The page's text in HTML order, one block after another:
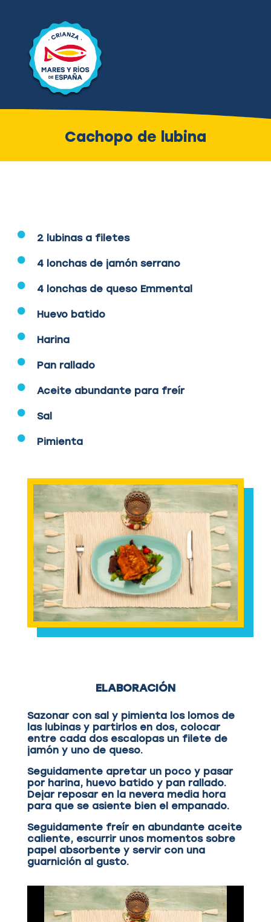
Cachopo de lubina
2 lubinas a filetes
4 lonchas de jamón serrano
4 lonchas de queso Emmental
Huevo batido
Harina
Pan rallado
Aceite abundante para freír
Sal
Pimienta
ELABORACIÓN
Sazonar con sal y pimienta los lomos de
las lubinas y partirlos en dos, colocar
entre cada dos escalopas un filete de
jamón y uno de queso.
Seguidamente apretar un poco y pasar
por harina, huevo batido y pan rallado.
Dejar reposar en la nevera media hora
para que se asiente bien el empanado.
Seguidamente freír en abundante aceite
caliente, escurrir unos momentos sobre
papel absorbente y servir con una
guarnición al gusto.